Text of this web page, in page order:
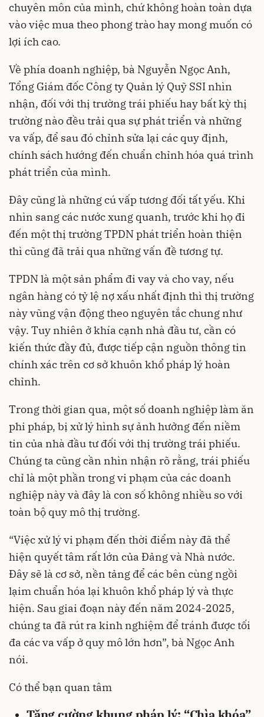
chuyên môn của mình, chứ không hoàn toàn dựa
vào việc mua theo phong trào hay mong muốn có
lợi ích cao.
Về phía doanh nghiệp, bà Nguyễn Ngọc Anh,
Tổng Giám đốc Công ty Quản lý Quỹ SSI nhìn
nhận, đối với thị trường trái phiếu hay bất kỳ thị
trường nào đều trải qua sự phát triển và những
va vấp, để sau đó chỉnh sửa lại các quy định,
chính sách hướng đến chuẩn chỉnh hóa quá trình
phát triển của mình.
Đây cũng là những cú vấp tương đối tất yếu. Khi
nhìn sang các nước xung quanh, trước khi họ đi
đến một thị trường TPDN phát triển hoàn thiện
thì cũng đã trải qua những vấn đề tương tự.
TPDN là một sản phẩm đi vay và cho vay, nếu
ngân hàng có tỷ lệ nợ xấu nhất định thì thị trường
này vũng vận động theo nguyên tắc chung như
vậy. Tuy nhiên ở khía cạnh nhà đầu tư, cần có
kiến thức đầy đủ, được tiếp cận nguồn thông tin
chính xác trên cơ sở khuôn khổ pháp lý hoàn
chỉnh.
Trong thời gian qua, một số doanh nghiệp làm ăn
phi pháp, bị xử lý hình sự ảnh hưởng đến niềm
tin của nhà đầu tư đối với thị trường trái phiếu.
Chúng ta cũng cần nhìn nhận rõ rằng, trái phiếu
chỉ là một phần trong vi phạm của các doanh
nghiệp này và đây là con số không nhiều so với
toàn bộ quy mô thị trường.
“Việc xử lý vi phạm đến thời điểm này đã thể
hiện quyết tâm rất lớn của Đảng và Nhà nước.
Đây sẽ là cơ sở, nền tảng để các bên cùng ngồi
lạim chuẩn hóa lại khuôn khổ pháp lý và thực
hiện. Sau giai đoạn này đến năm 2024-2025,
chúng ta đã rút ra kinh nghiệm để tránh được tối
đa các va vấp ở quy mô lớn hơn”, bà Ngọc Anh
nói.
Có thể bạn quan tâm